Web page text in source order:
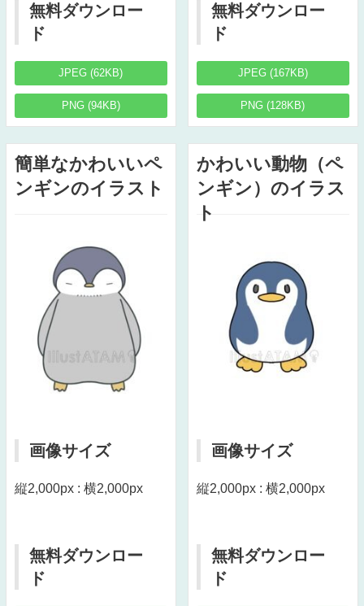
無料ダウンロー
ド
JPEG (62KB)
PNG (94KB)
無料ダウンロー
ド
JPEG (167KB)
PNG (128KB)
簡単なかわいいペ
ンギンのイラスト
画像サイズ
縦2,000px : 横2,000px
無料ダウンロー
ド
かわいい動物（ペ
ンギン）のイラス
ト
画像サイズ
縦2,000px : 横2,000px
無料ダウンロー
ド